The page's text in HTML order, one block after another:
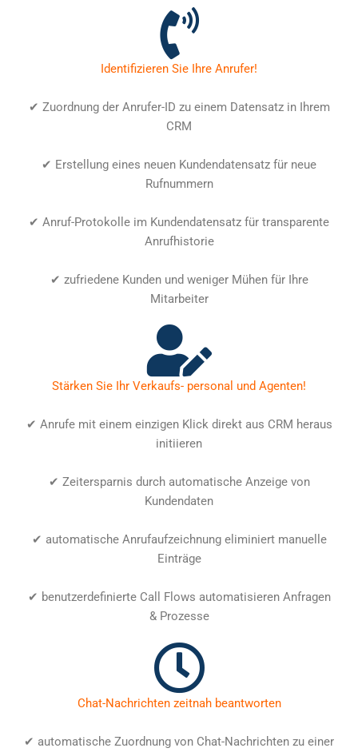
Identifizieren Sie Ihre Anrufer!
✔ Zuordnung der Anrufer-ID zu einem Datensatz in Ihrem
CRM
✔ Erstellung eines neuen Kundendatensatz für neue
Rufnummern
✔ Anruf-Protokolle im Kundendatensatz für transparente
Anrufhistorie
✔ zufriedene Kunden und weniger Mühen für Ihre
Mitarbeiter
Stärken Sie Ihr Verkaufs- personal und Agenten!
✔ Anrufe mit einem einzigen Klick direkt aus CRM heraus
initiieren
✔ Zeitersparnis durch automatische Anzeige von
Kundendaten
✔ automatische Anrufaufzeichnung eliminiert manuelle
Einträge
✔ benutzerdefinierte Call Flows automatisieren Anfragen
& Prozesse
Chat-Nachrichten zeitnah beantworten
✔ automatische Zuordnung von Chat-Nachrichten zu einer